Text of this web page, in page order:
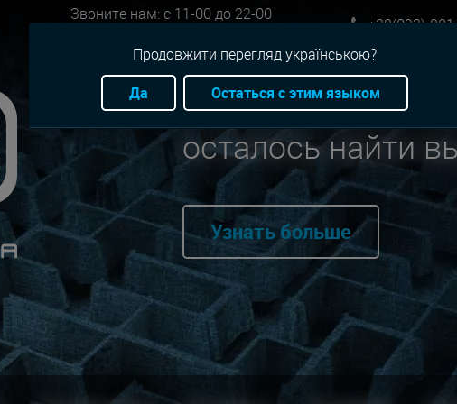
Звоните нам: с 11-00 до 22-00
+38(093)-
Мы нашли для
осталось найти
Узнать больше
Продовжити перегляд українською?
Да
Остаться с этим языком